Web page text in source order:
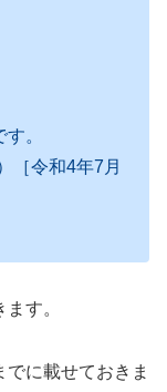
す。
［令和4年7月
す。
に載せておきま